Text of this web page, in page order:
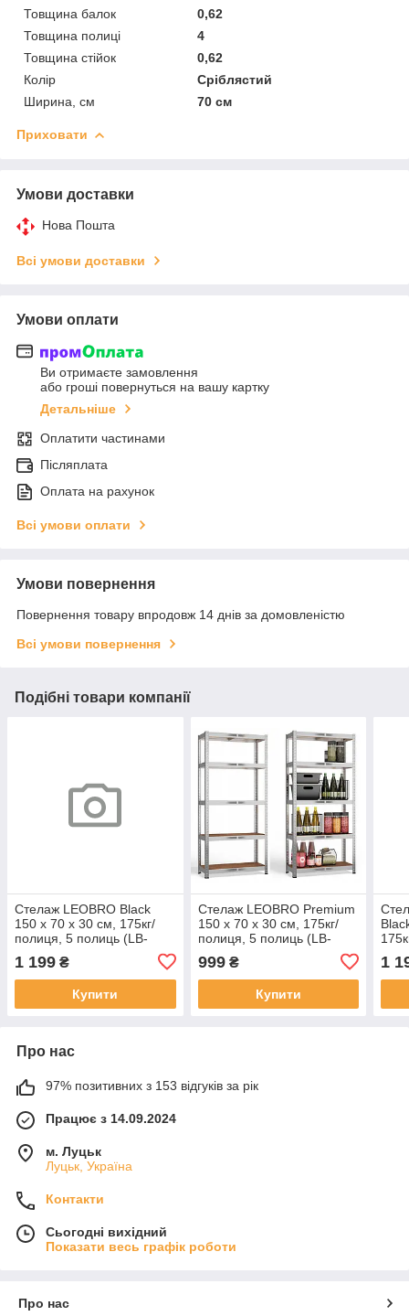
Товщина балок
0,62
Товщина полиці
4
Товщина стійок
0,62
Колір
Сріблястий
Ширина, см
70 см
Приховати
Умови доставки
Нова Пошта
Всі умови доставки
Умови оплати
Ви отримаєте замовлення
або гроші повернуться на вашу картку
Детальніше
Оплатити частинами
Післяплата
Оплата на рахунок
Всі умови оплати
Умови повернення
Повернення товару впродовж 14 днів за домовленістю
Всі умови повернення
Подібні товари компанії
Стелаж LEOBRO Black
150 х 70 х 30 см, 175кг/
полиця, 5 полиць (LB-
1 199 ₴
Купити
Стелаж LEOBRO Premium
150 х 70 х 30 см, 175кг/
полиця, 5 полиць (LB-
999₴
Купити
1
Про нас
97% позитивних з 153 відгуків за рік
Працює з 14.09.2024
м. Луцьк
Луцьк, Україна
Контакти
Сьогодні вихідний
Показати весь графік роботи
Про нас